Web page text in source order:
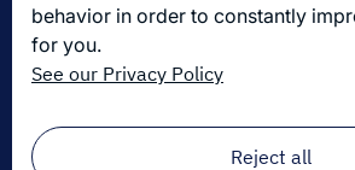
Die neuesten Innovationen
Melden Sie sich zu unserem
Email*
behavior in order to constantly
for you.
See our Privacy Policy
Reject all